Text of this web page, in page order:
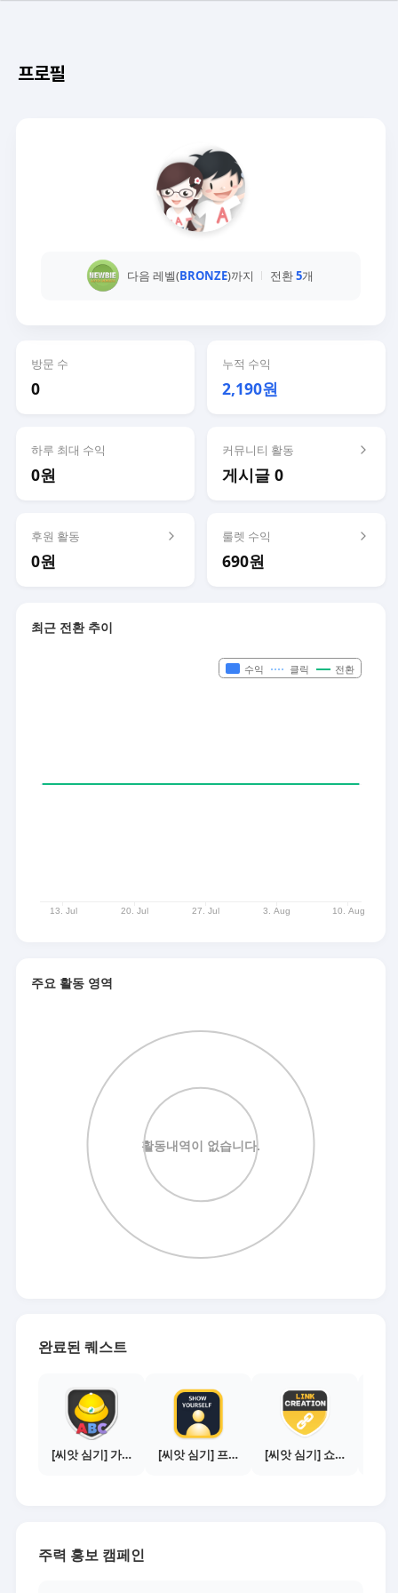
프로필
다음 레벨(BRONZE)까지 전환5개
방문 수
0
누적 수익
2,190원
하루 최대 수익
0원
커뮤니티 활동
게시글 0
후원 활동
0원
룰렛 수익
690원
최근 전환 추이
주요 활동 영역
완료된 퀘스트
[씨앗 심기] 가이드보기 - 매체별 활동 가이드 [씨앗 심기] 프로필 사진 등록하기 [씨앗 심기] 쇼핑몰 링크 발급하기 - 제휴몰 10곳
주력 홍보 캠페인